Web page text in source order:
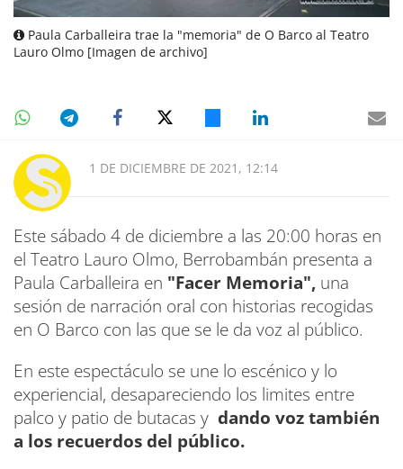
Paula Carballeira trae la "memoria" de O Barco al Teatro
Lauro Olmo [Imagen de archivo]
1 DE DICIEMBRE DE 2021, 12:14
Este sábado 4 de diciembre a las 20:00 horas en
el Teatro Lauro Olmo, Berrobambán presenta a
Paula Carballeira en "Facer Memoria", una
sesión de narración oral con historias recogidas
en O Barco con las que se le da voz al público.
En este espectáculo se une lo escénico y lo
experiencial, desapareciendo los limites entre
palco y patio de butacas y dando voz también
a los recuerdos del público.